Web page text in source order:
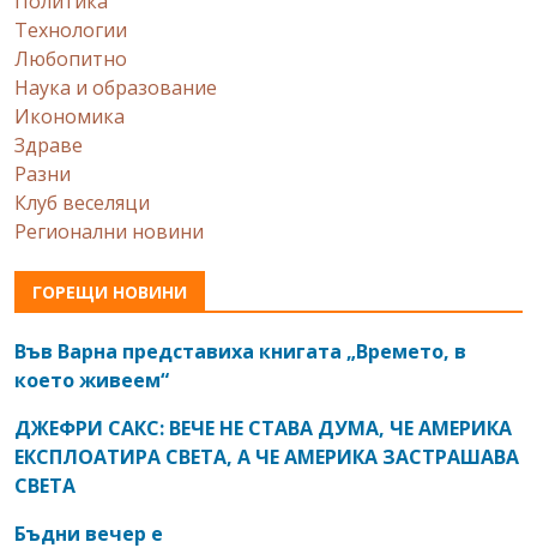
Технологии
Любопитно
Наука и образование
Икономика
Здраве
Разни
Клуб веселяци
Регионални новини
ГОРЕЩИ НОВИНИ
Във Варна представиха книгата „Времето, в
което живеем“
ДЖЕФРИ САКС: ВЕЧЕ НЕ СТАВА ДУМА, ЧЕ АМЕРИКА
ЕКСПЛОАТИРА СВЕТА, А ЧЕ АМЕРИКА ЗАСТРАШАВА
СВЕТА
Бъдни вечер е